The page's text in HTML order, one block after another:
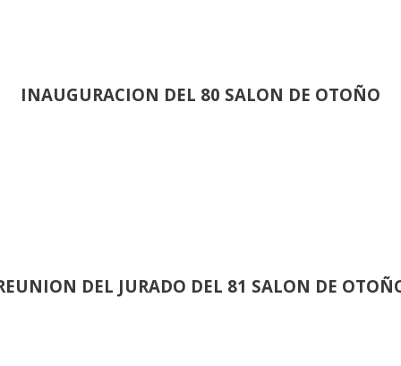
INAUGURACION DEL 80 SALON DE OTOÑO
DEL JURADO DEL 81 SALON DE